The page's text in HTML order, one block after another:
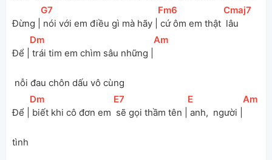
Đừng |
[
G7
nói với em điều gì mà hãy |
[Fm6
cứ ôm em thật
[
Cmaj7
lâu
Để |
[Dm
trái tim em chìm sâu những |
[
Am
nỗi đau chôn dấu vô cùng
Để |
[Dm
biết khi cô đơn em
[E7
sẽ gọi thầm tên |
[E
anh,  người |
[
Am
tình